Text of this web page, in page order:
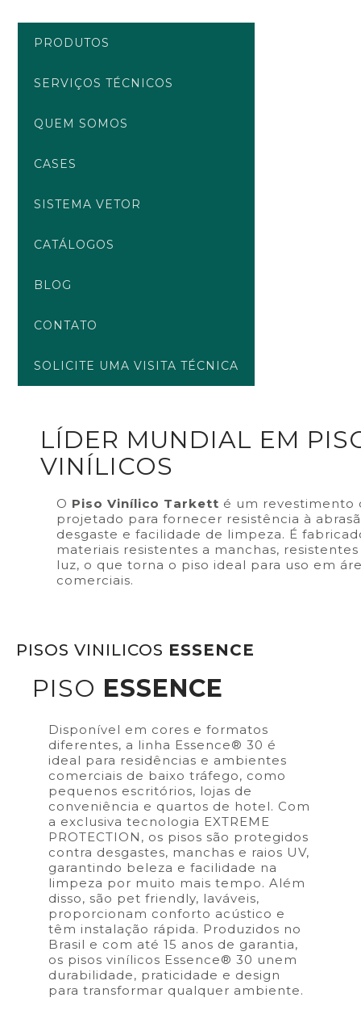
PRODUTOS
SERVIÇOS TÉCNICOS
QUEM SOMOS
CASES
SISTEMA VETOR
CATÁLOGOS
BLOG
CONTATO
SOLICITE UMA VISITA TÉCNICA
LÍDER MUNDIAL EM
VINÍLICOS
O Piso Vinílico Tarkett é um revestimento
projetado para fornecer resistência à
desgaste e facilidade de limpeza. É
materiais resistentes a manchas,
luz, o que torna o piso ideal para uso em
comerciais.
PISOS VINILICOS ESSENCE
PISO ESSENCE
Disponível em cores e formatos
diferentes, a linha Essence® 30 é
ideal para residências e ambientes
comerciais de baixo tráfego, como
pequenos escritórios, lojas de
conveniência e quartos de hotel. Com
a exclusiva tecnologia EXTREME
PROTECTION, os pisos são protegidos
contra desgastes, manchas e raios UV,
garantindo beleza e facilidade na
limpeza por muito mais tempo. Além
disso, são pet friendly, laváveis,
proporcionam conforto acústico e
têm instalação rápida. Produzidos no
Brasil e com até 15 anos de garantia,
os pisos vinílicos Essence® 30 unem
durabilidade, praticidade e design
para transformar qualquer ambiente.